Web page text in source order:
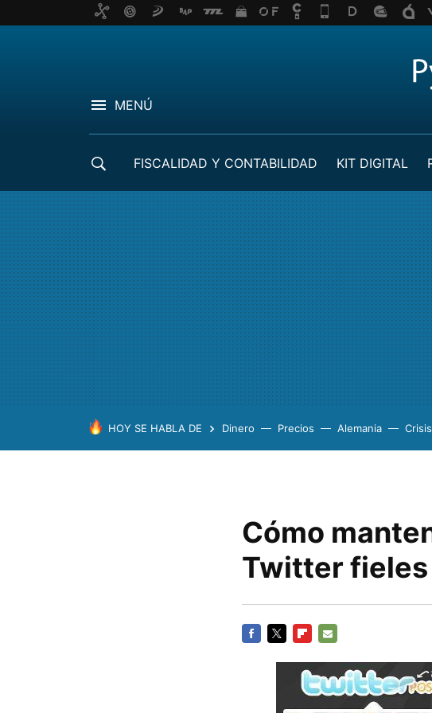
MENÚ
FISCALIDAD Y CONTABILIDAD KIT DIGITAL
HOY SE HABLA DE Dinero Precios Alemania Crisis
Cómo
Twitter fieles
MAIL